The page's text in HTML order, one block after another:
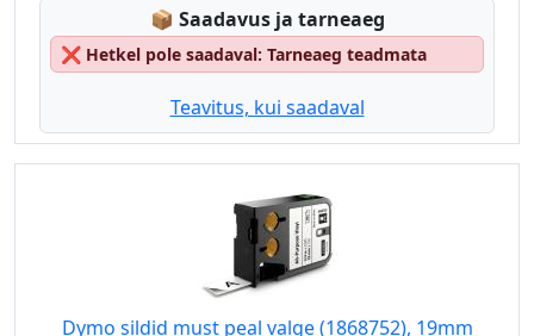
📦 Lagerstatus:
Saadavus ja tarneaeg
❌ Hetkel pole saadaval: Tarneaeg teadmata
Teavitus, kui saadaval
Dymo sildid must peal valge (1868752), 19mm